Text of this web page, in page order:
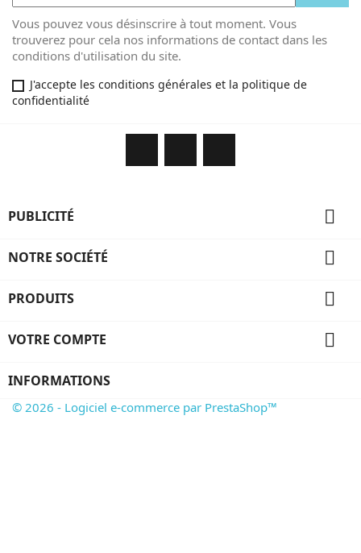
Vous pouvez vous désinscrire à tout moment. Vous
trouverez pour cela nos informations de contact dans les
conditions d'utilisation du site.
J'accepte les conditions générales et la politique de
confidentialité
PUBLICITÉ 
NOTRE SOCIÉTÉ 
PRODUITS 
VOTRE COMPTE 
INFORMATIONS
© 2026 - Logiciel e-commerce par PrestaShop™